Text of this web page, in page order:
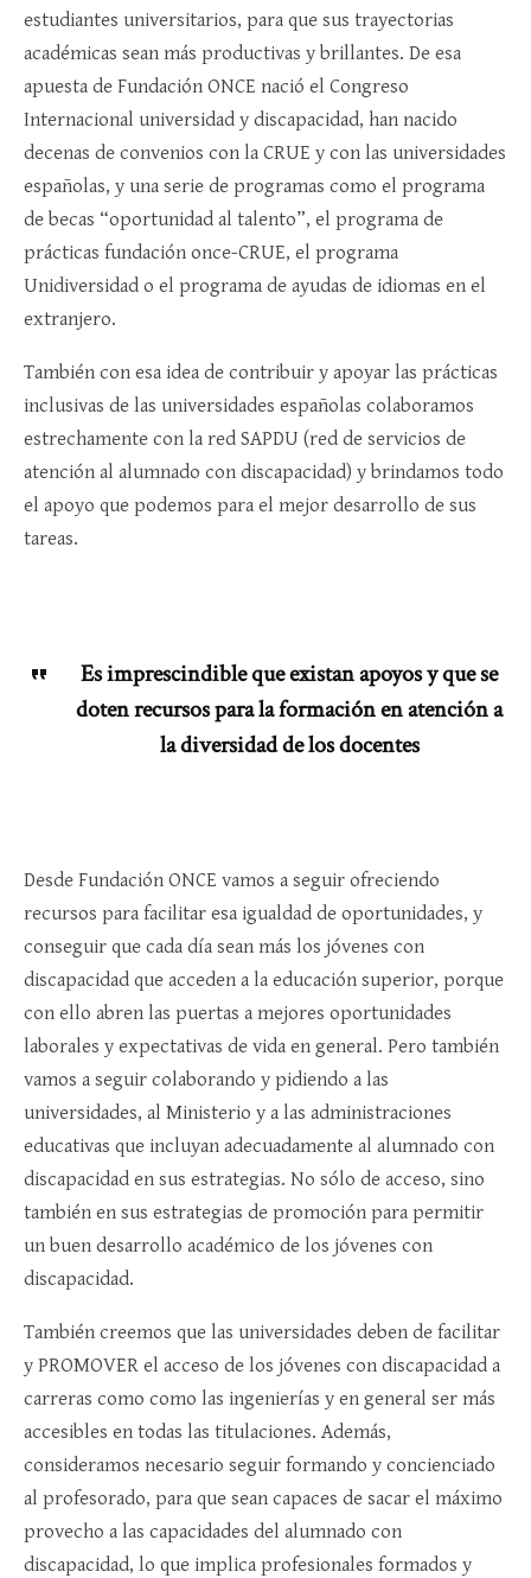
estudiantes universitarios, para que sus trayectorias
académicas sean más productivas y brillantes. De esa
apuesta de Fundación ONCE nació el Congreso
Internacional universidad y discapacidad, han nacido
decenas de convenios con la CRUE y con las universidades
españolas, y una serie de programas como el programa
de becas “oportunidad al talento”, el programa de
prácticas fundación once-CRUE, el programa
Unidiversidad o el programa de ayudas de idiomas en el
extranjero.
También con esa idea de contribuir y apoyar las prácticas
inclusivas de las universidades españolas colaboramos
estrechamente con la red SAPDU (red de servicios de
atención al alumnado con discapacidad) y brindamos todo
el apoyo que podemos para el mejor desarrollo de sus
tareas.
Es imprescindible que existan apoyos y que se
doten recursos para la formación en atención a
la diversidad de los docentes
Desde Fundación ONCE vamos a seguir ofreciendo
recursos para facilitar esa igualdad de oportunidades, y
conseguir que cada día sean más los jóvenes con
discapacidad que acceden a la educación superior, porque
con ello abren las puertas a mejores oportunidades
laborales y expectativas de vida en general. Pero también
vamos a seguir colaborando y pidiendo a las
universidades, al Ministerio y a las administraciones
educativas que incluyan adecuadamente al alumnado con
discapacidad en sus estrategias. No sólo de acceso, sino
también en sus estrategias de promoción para permitir
un buen desarrollo académico de los jóvenes con
discapacidad.
También creemos que las universidades deben de facilitar
y PROMOVER el acceso de los jóvenes con discapacidad a
carreras como como las ingenierías y en general ser más
accesibles en todas las titulaciones. Además,
consideramos necesario seguir formando y concienciado
al profesorado, para que sean capaces de sacar el máximo
provecho a las capacidades del alumnado con
discapacidad, lo que implica profesionales formados y